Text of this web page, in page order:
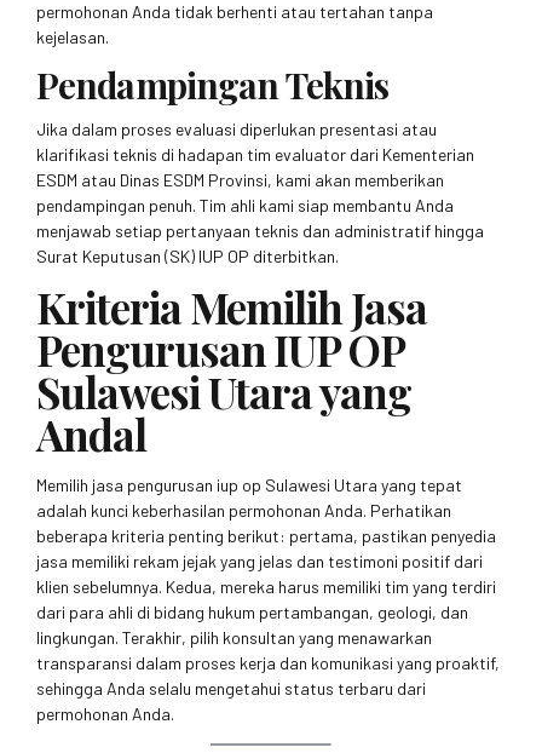
permohonan Anda tidak berhenti atau tertahan tanpa
kejelasan.
Pendampingan Teknis
Jika dalam proses evaluasi diperlukan presentasi atau
klarifikasi teknis di hadapan tim evaluator dari Kementerian
ESDM atau Dinas ESDM Provinsi, kami akan memberikan
pendampingan penuh. Tim ahli kami siap membantu Anda
menjawab setiap pertanyaan teknis dan administratif hingga
Surat Keputusan (SK) IUP OP diterbitkan.
Kriteria Memilih Jasa
Pengurusan IUP OP
Sulawesi Utara yang
Andal
Memilih jasa pengurusan iup op Sulawesi Utara yang tepat
adalah kunci keberhasilan permohonan Anda. Perhatikan
beberapa kriteria penting berikut: pertama, pastikan penyedia
jasa memiliki rekam jejak yang jelas dan testimoni positif dari
klien sebelumnya. Kedua, mereka harus memiliki tim yang terdiri
dari para ahli di bidang hukum pertambangan, geologi, dan
lingkungan. Terakhir, pilih konsultan yang menawarkan
transparansi dalam proses kerja dan komunikasi yang proaktif,
sehingga Anda selalu mengetahui status terbaru dari
permohonan Anda.